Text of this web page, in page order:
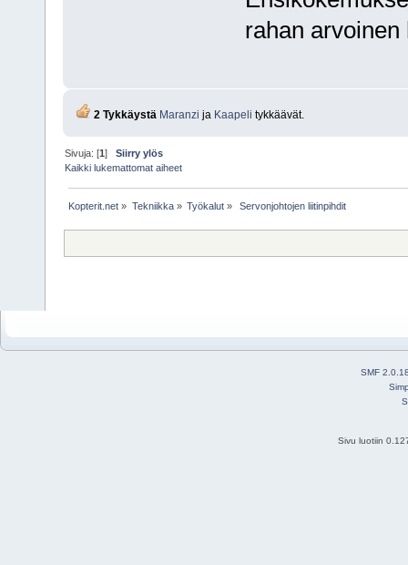
rahan
2 Tykkäystä Maranzi ja Kaapeli tykkäävät.
Sivuja: [1]Siirry ylös
Kaikki lukemattomat aiheet
Kopterit.net » Tekniikka» Työkalut» Servonjohtojen liitinpihdit
SMF
Sivu luotiin